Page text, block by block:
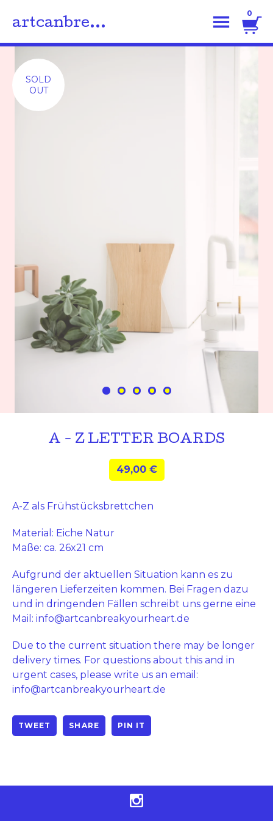
artcanbre...
0
SOLD
OUT
A - Z LETTER BOARDS
49,00 €
A-Z als Frühstücksbrettchen
Material: Eiche Natur
Maße: ca. 26x21 cm
Aufgrund der aktuellen Situation kann es zu
längeren Lieferzeiten kommen. Bei Fragen dazu
und in dringenden Fällen schreibt uns gerne eine
Mail: info@artcanbreakyourheart.de
Due to the current situation there may be longer
delivery times. For questions about this and in
urgent cases, please write us an email:
info@artcanbreakyourheart.de
TWEET SHARE PIN IT